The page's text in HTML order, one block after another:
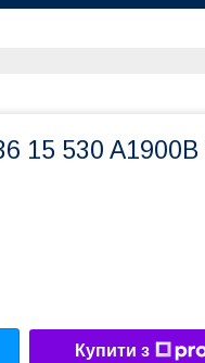
15 530 A1900B
Купити з